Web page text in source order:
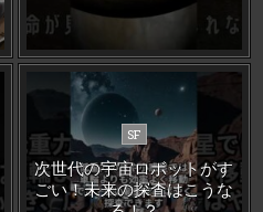
Posted
in
SF
次世代の宇宙ロボットがす
ごい！未来の探査はこうな